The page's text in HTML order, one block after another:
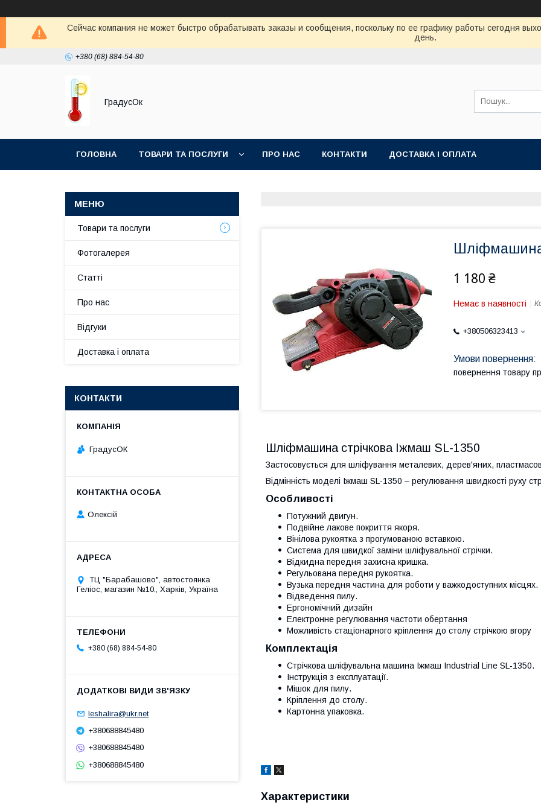
Сейчас компания не может быстро обрабатывать заказы и сообщения, поскольку по ее графику работы сегодня
день.
+380 (68) 884-54-80
ГрадусОк
ГОЛОВНА ТОВАРИ ТА ПОСЛУГИ ПРО НАС КОНТАКТИ ДОСТАВКА І ОПЛАТА
Шліфмашина
1 180 ₴
Немає в наявності
+380506323413
повернення товару
Шліфмашина стрічкова Іжмаш SL-1350
Застосовується для шліфування металевих, дерев'яних,
Відмінність моделі Іжмаш SL-1350 – регулювання швидкості руху
Особливості
Потужний двигун.
Подвійне лакове покриття якоря.
Вінілова рукоятка з прогумованою вставкою.
Система для швидкої заміни шліфувальної стрічки.
Відкидна передня захисна кришка.
Регульована передня рукоятка.
Вузька передня частина для роботи у важкодоступних місцях.
Відведення пилу.
Ергономічний дизайн
Електронне регулювання частоти обертання
Можливість стаціонарного кріплення до столу стрічкою вгору
Комплектація
Стрічкова шліфувальна машина Іжмаш Industrial Line SL-1350.
Інструкція з експлуатації.
Мішок для пилу.
Кріплення до столу.
Картонна упаковка.
Характеристики
Товари та послуги
Фотогалерея
Статті
Про нас
Відгуки
Доставка і оплата
КОНТАКТИ
ГрадусОК
Олексій
ТЦ "Барабашово", автостоянка
Геліос, магазин №10., Харків, Україна
+380 (68) 884-54-80
leshalira@ukr.net
+380688845480
+380688845480
+380688845480